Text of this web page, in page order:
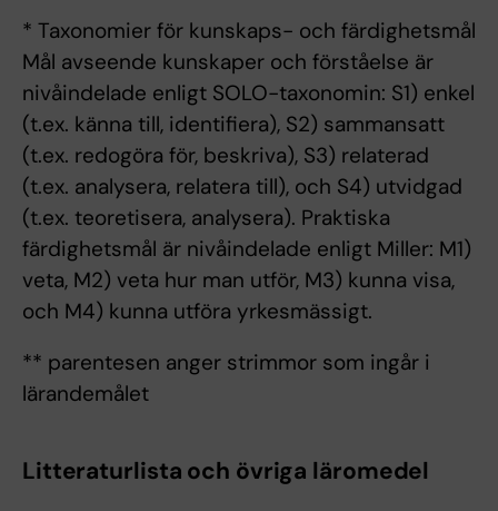
* Taxonomier för kunskaps- och färdighetsmål
Mål avseende kunskaper och förståelse är
nivåindelade enligt SOLO-taxonomin: S1) enkel
(t.ex. känna till, identifiera), S2) sammansatt
(t.ex. redogöra för, beskriva), S3) relaterad
(t.ex. analysera, relatera till), och S4) utvidgad
(t.ex. teoretisera, analysera). Praktiska
färdighetsmål är nivåindelade enligt Miller: M1)
veta, M2) veta hur man utför, M3) kunna visa,
och M4) kunna utföra yrkesmässigt.
** parentesen anger strimmor som ingår i
lärandemålet
Litteraturlista och övriga läromedel